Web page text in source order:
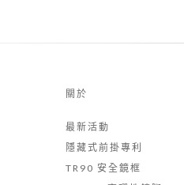
關於
最新活動
隱藏式前掛專利
TR90 安全鏡框